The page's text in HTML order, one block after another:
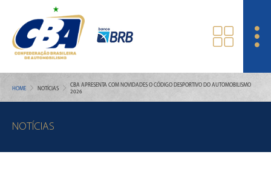
HOME NOTÍCIAS
CBA APRESENTA COM NOVIDADES O CÓDIGO DESPORTIVO DO AUTOMOBILISMO
2026
NOTÍCIAS